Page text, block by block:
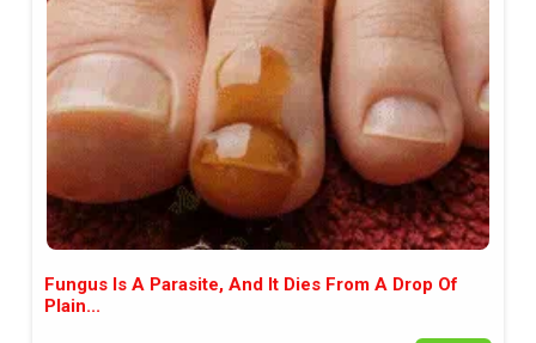
аудитория, затова държим на
прозрачност и коректност от
наша страна. Поднасяме ви
новините такива, каквито са. В
пълния си потенциал.
Fungus Is A Parasite, And It Dies From A Drop Of
Plain...